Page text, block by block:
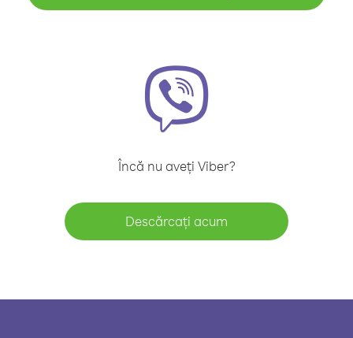
Încă nu aveți Viber?
Descărcați acum